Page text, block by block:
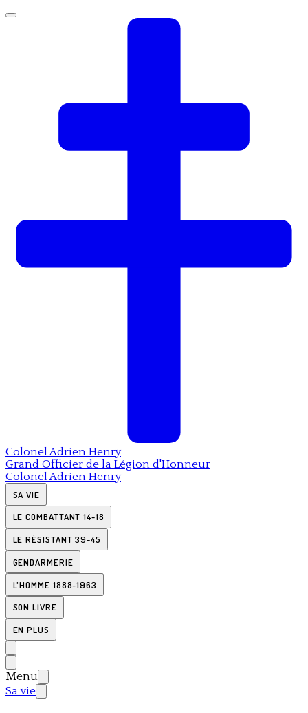
ColonelAdrien Henry
Grand Officier de la Légion d'Honneur
ColonelAdrien Henry
SA VIE
LE COMBATTANT 14-18
LE RÉSISTANT 39-45
GENDARMERIE
L'HOMME 1888-1963
SON LIVRE
EN PLUS
Menu
Sa vie